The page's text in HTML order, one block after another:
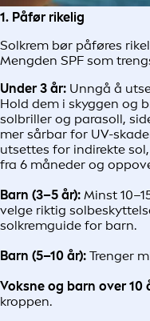
1. Påfør rikelig
Solkrem bør påføres
Mengden SPF som
Under 3 år: Unngå å
Hold dem i skyggen og
solbriller og parasoll,
mer sårbar for UV-
utsettes for indirekte
fra 6 måneder og
Barn (3–5 år): Minst
velge riktig
solkremguide for barn.
Barn (5–10 år): Trenger
Voksne og barn over 10
kroppen.